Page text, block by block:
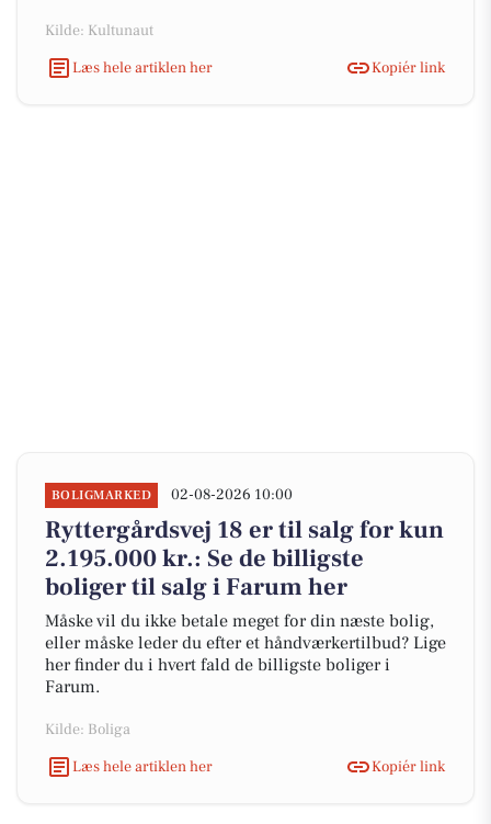
Kilde: Kultunaut
Læs hele artiklen her
Kopiér link
BOLIGMARKED 02-08-2026 10:00
Ryttergårdsvej 18 er til salg for kun
2.195.000 kr.: Se de billigste
boliger til salg i Farum her
Måske vil du ikke betale meget for din næste bolig,
eller måske leder du efter et håndværkertilbud? Lige
her finder du i hvert fald de billigste boliger i
Farum.
Kilde: Boliga
Læs hele artiklen her
Kopiér link